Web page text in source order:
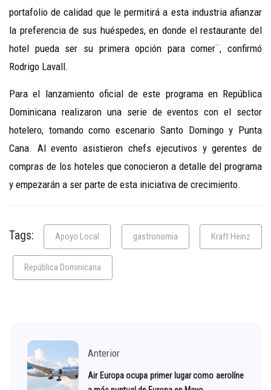
portafolio de calidad que le permitirá a esta industria afianzar
la preferencia de sus huéspedes, en donde el restaurante del
hotel pueda ser su primera opción para comer¨, confirmó
Rodrigo Lavall.
Para el lanzamiento oficial de este programa en República
Dominicana realizaron una serie de eventos con el sector
hotelero, tomando como escenario Santo Domingo y Punta
Cana. Al evento asistieron chefs ejecutivos y gerentes de
compras de los hoteles que conocieron a detalle del programa
y empezarán a ser parte de esta iniciativa de crecimiento.
Tags: Apoyo Local gastronomia Kraft Heinz
República Dominicana
Anterior
Air Europa ocupa primer lugar como aerolíne